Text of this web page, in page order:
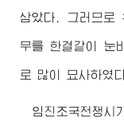
삼았다. 그러므로
무를 한결같이 눈
로 많이 묘사하였다
임진조국전쟁